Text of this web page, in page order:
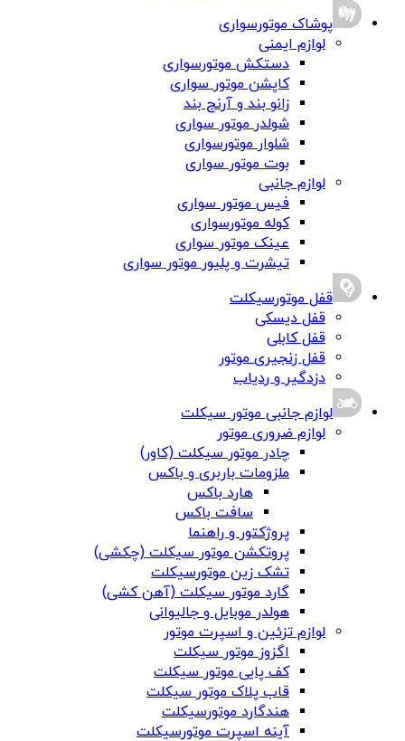
پوشاک موتورسواری
لوازم ایمنی
دستکش موتورسواری
کاپشن موتور سواری
زانو بند و آرنج بند
شولدر موتور سواری
شلوار موتورسواری
بوت موتور سواری
لوازم جانبی
فیس موتور سواری
کوله موتورسواری
عینک موتور سواری
تیشرت و پلیور موتور سواری
قفل موتورسیکلت
قفل دیسکی
قفل کابلی
قفل زنجیری موتور
دزدگیر و ردیاب
لوازم جانبی موتور سیکلت
لوازم ضروری موتور
چادر موتور سیکلت (کاور)
ملزومات باربری و باکس
هارد باکس
سافت باکس
پروژکتور و راهنما
پروتکشن موتور سیکلت (چکشی)
تشک زین موتورسیکلت
گارد موتور سیکلت (آهن کشی)
هولدر موبایل و جالیوانی
لوازم تزئین و اسپرت موتور
اگزوز موتور سیکلت
کف پایی موتور سیکلت
قاب پلاک موتور سیکلت
هندگارد موتورسیکلت
آینه اسپرت موتورسیکلت